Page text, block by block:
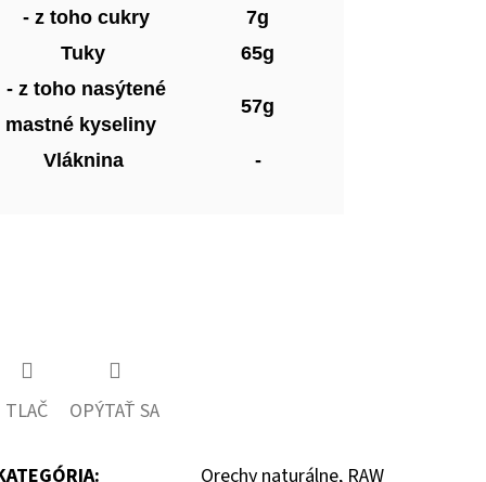
- z toho cukry
7g
Tuky
65g
- z toho nasýtené
mastné kyseliny
57g
Vláknina -
TLAČ OPÝTAŤ SA
: Orechy naturálne, RAW